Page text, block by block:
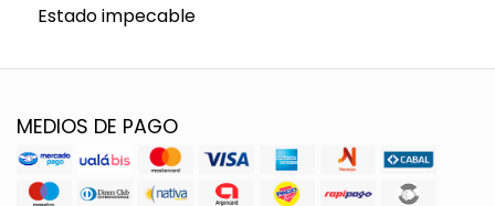
Estado impecable
MEDIOS DE PAGO